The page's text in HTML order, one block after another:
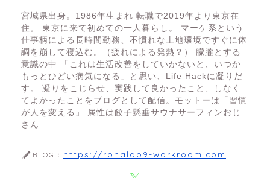
宮城県出身。1986年生まれ 転職で2019年より東京在
住。 東京に来て初めての一人暮らし。 マーケ系という
仕事柄による長時間勤務、不慣れな土地環境ですぐに体
調を崩して寝込む。（疲れによる発熱？） 朦朧とする
意識の中 「これは生活改善をしていかないと、いつか
もっとひどい病気になる」と思い、Life Hackに凝りだ
す。 凝りをこじらせ、実践して良かったこと、しなく
てよかったことをブログとして配信。モットーは「習慣
が人を変える」 属性は餃子懸垂サウナサーフィンおじ
さん
BLOG： https://ronaldo9-workroom.com